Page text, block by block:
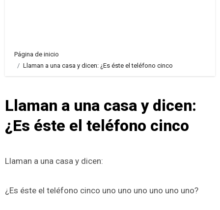
Página de inicio
Llaman a una casa y dicen: ¿Es éste el teléfono cinco
Llaman a una casa y dicen:
¿Es éste el teléfono cinco
Llaman a una casa y dicen:
¿Es éste el teléfono cinco uno uno uno uno uno uno?